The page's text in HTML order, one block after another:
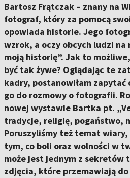
Bartosz Frątczak – znany na
fotograf, który za pomocą
opowiada historie. Jego
wzrok, a oczy obcych ludzi na
moją historię”. Jak to
być tak żywe? Oglądając te
kadry, postanowiłam
go do rozmowy o fotografii.
nowej wystawie Bartka pt.
tradycje, religię, pogaństwo,
Poruszyliśmy też temat wiary,
tym, co boli oraz wolności w
może jest jednym z sekretów
zdjęcia, które przemawiają